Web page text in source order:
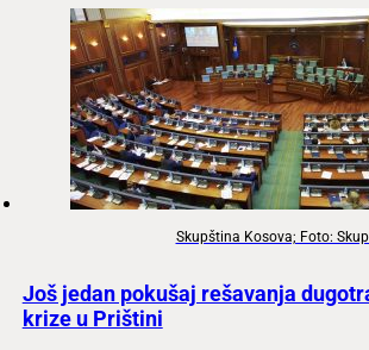
Skupština Kosova; Foto:
Još jedan pokušaj rešavanja
krize u Prištini